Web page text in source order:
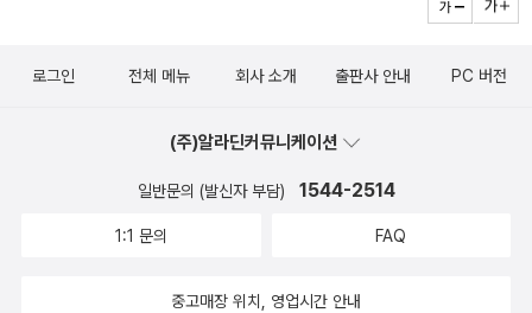
로그인 전체 메뉴 회사 소개 출판사 안내 PC 버전
(주)알라딘커뮤니케이션
일반문의 (발신자 부담) 1544-2514
1:1 문의 FAQ
중고매장 위치, 영업시간 안내